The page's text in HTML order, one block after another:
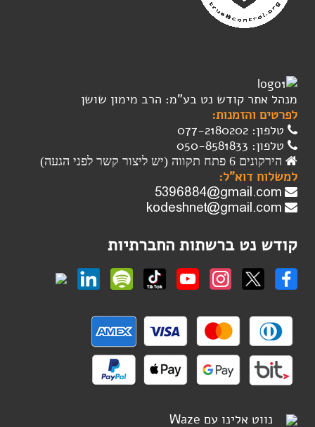
מנהל אתר קודש נט בע"מ: הרב מימון שושן
לפרטים והזמנות:
טלפון: 077-2180202
טלפון: 050-8581833
הירקונים 6 פתח תקווה (יש ליצור קשר לפני הגעה)
למשלוח דוא"ל:
קודש נט ברשתות החברתיות
נווט אלינו עם Waze